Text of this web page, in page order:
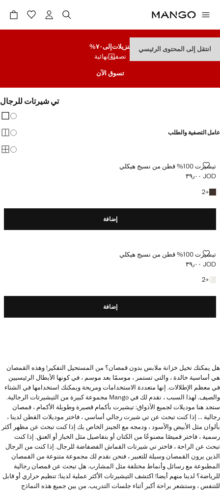
انتقل إلى المحتوى الرئيسي تنزيلاتإلى٧٠%
تصفية نهائية
تسوق الآن
تي شيرتات للرجال
عامل التصفية والطلب
تيشيرت 100% قطن من نسيج هيكليتيشيرت 100% قطن من نسيج هيكلي
السعر الحالي [JOD ٣٩٫٠٠ ]
JOD ٣٩٫٠٠
+
2+2 المزيد من الألوان
إضافة
تيشيرت 100% قطن من نسيج هيكليتيشيرت 100% قطن من نسيج هيكلي
السعر الحالي [JOD ٣٩٫٠٠ ]
JOD ٣٩٫٠٠
+
2+2 المزيد من الألوان
إضافة
هل يمكنك تخيل خزانة ملابس بدون قمصان؟ من المستحيل التفكير! وهذه القمصان
هي أساسية خالدة ، والتي تستمر ، موسمًا بعد موسم ، في كونها الأبطال الرئيسيين
في معظم الإطلالات. إنها متعددة الاستخدامات ومريحة ويمكنك استخدامها في الشتاء
والصيف. لهذا السبب ، نقدم لك في Mango مجموعة كبيرة من التيشيرتات الرجالية.
ستجد هنا موديلات لجميع الأذواق: تيشيرت بأكمام قصيرة وطويلة الأكمام ، قمصان
رجالية ... إذا كنت تبحث عن تي شيرت رجالي أساسي ، فاختر موديلات القطن لدينا ،
بألوان مثل الأبيض والأسود ، ودمجه مع الجينز الخاص بك إذا كنت تبحث عن مظهر أكثر
رسمية ، فاختر قميصًا مصنوعًا من الكتان أو بتفاصيل مثل الخباز أو العنق. إذا كنت
تبحث عن الراحة ، فاختر تي شيرتات القماش الفضفاضة للرجال. إذا كنت من الرجال
الذين يرون القمصان وسيلة للتعبير ، فنحن نقدم لك مجموعة متنوعة من القمصان
المطبوعة مع رسائل وأنماط مختلفة مثل المشارب. هل تبحث عن قمصان رجالية
للرياضة؟ لدينا منهم أيضا! اكتشف التيشيرتات الأكثر عملية لدينا: تنظيم حراري أو قابل
للتنفس ، وستشعر براحة أكبر أثناء جلسات التدريب. من بين جميع هذه النماذج